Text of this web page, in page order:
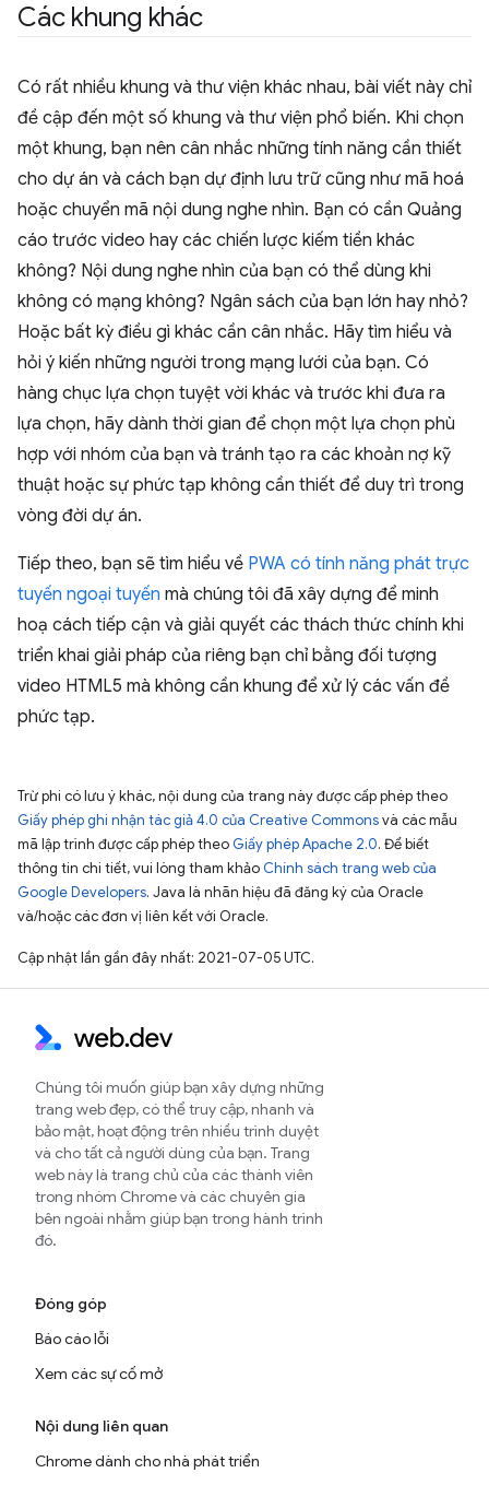
Các khung khác
Có rất nhiều khung và thư viện khác nhau, bài viết này chỉ
đề cập đến một số khung và thư viện phổ biến. Khi chọn
một khung, bạn nên cân nhắc những tính năng cần thiết
cho dự án và cách bạn dự định lưu trữ cũng như mã hoá
hoặc chuyển mã nội dung nghe nhìn. Bạn có cần Quảng
cáo trước video hay các chiến lược kiếm tiền khác
không? Nội dung nghe nhìn của bạn có thể dùng khi
không có mạng không? Ngân sách của bạn lớn hay nhỏ?
Hoặc bất kỳ điều gì khác cần cân nhắc. Hãy tìm hiểu và
hỏi ý kiến những người trong mạng lưới của bạn. Có
hàng chục lựa chọn tuyệt vời khác và trước khi đưa ra
lựa chọn, hãy dành thời gian để chọn một lựa chọn phù
hợp với nhóm của bạn và tránh tạo ra các khoản nợ kỹ
thuật hoặc sự phức tạp không cần thiết để duy trì trong
vòng đời dự án.
Tiếp theo, bạn sẽ tìm hiểu về PWA có tính năng phát trực
tuyến ngoại tuyến mà chúng tôi đã xây dựng để minh
hoạ cách tiếp cận và giải quyết các thách thức chính khi
triển khai giải pháp của riêng bạn chỉ bằng đối tượng
video HTML5 mà không cần khung để xử lý các vấn đề
phức tạp.
Trừ phi có lưu ý khác, nội dung của trang này được cấp phép theo
Giấy phép ghi nhận tác giả 4.0 của Creative Commonsvà các mẫu
mã lập trình được cấp phép theo Giấy phép Apache 2.0. Để biết
thông tin chi tiết, vui lòng tham khảo Chính sách trang web của
Google Developers. Java là nhãn hiệu đã đăng ký của Oracle
và/hoặc các đơn vị liên kết với Oracle.
Cập nhật lần gần đây nhất: 2021-07-05 UTC.
Chúng tôi muốn giúp bạn xây dựng những
trang web đẹp, có thể truy cập, nhanh và
bảo mật, hoạt động trên nhiều trình duyệt
và cho tất cả người dùng của bạn. Trang
web này là trang chủ của các thành viên
trong nhóm Chrome và các chuyên gia
bên ngoài nhằm giúp bạn trong hành trình
đó.
Đóng góp
Báo cáo lỗi
Xem các sự cố mở
Nội dung liên quan
Chrome dành cho nhà phát triển